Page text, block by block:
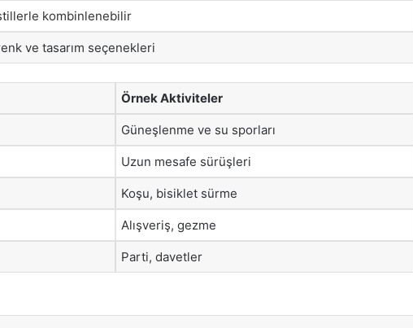
kombinlenebilir
ve tasarım seçenekleri
Örnek Aktiviteler
Güneşlenme ve su sporları
Uzun mesafe sürüşleri
Koşu, bisiklet sürme
Alışveriş, gezme
Parti, davetler